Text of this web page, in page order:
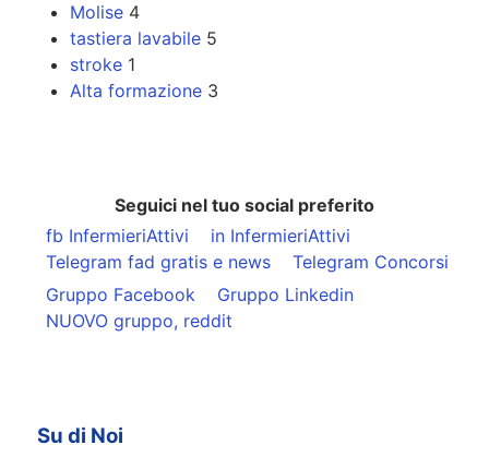
Molise 4
tastiera lavabile 5
stroke 1
Alta formazione 3
Seguici nel tuo social preferito
fb InfermieriAttivi
in InfermieriAttivi
Telegram fad gratis e news
Telegram Concorsi
Gruppo Facebook
Gruppo Linkedin
NUOVO gruppo, reddit
Su di Noi